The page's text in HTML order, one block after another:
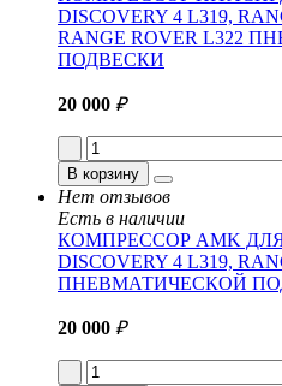
DISCOVERY 4 L319,
RANGE ROVER L322
ПОДВЕСКИ
20 000 ₽
В корзину
Нет отзывов
Есть в наличии
КОМПРЕССОР AMK ДЛЯ
DISCOVERY 4 L319,
ПНЕВМАТИЧЕСКОЙ
20 000 ₽